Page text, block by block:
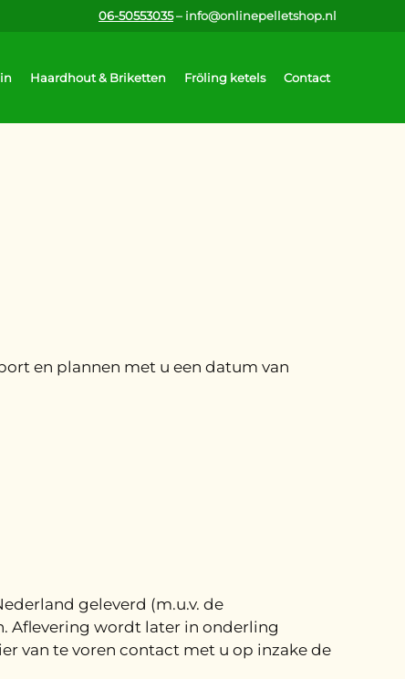
06-50553035– info@onlinepelletshop.nl
Haardhout & Briketten Fröling ketels Contact
en plannen met u een datum van
geleverd (m.u.v. de
Aflevering wordt later in onderling
van te voren contact met u op inzake de